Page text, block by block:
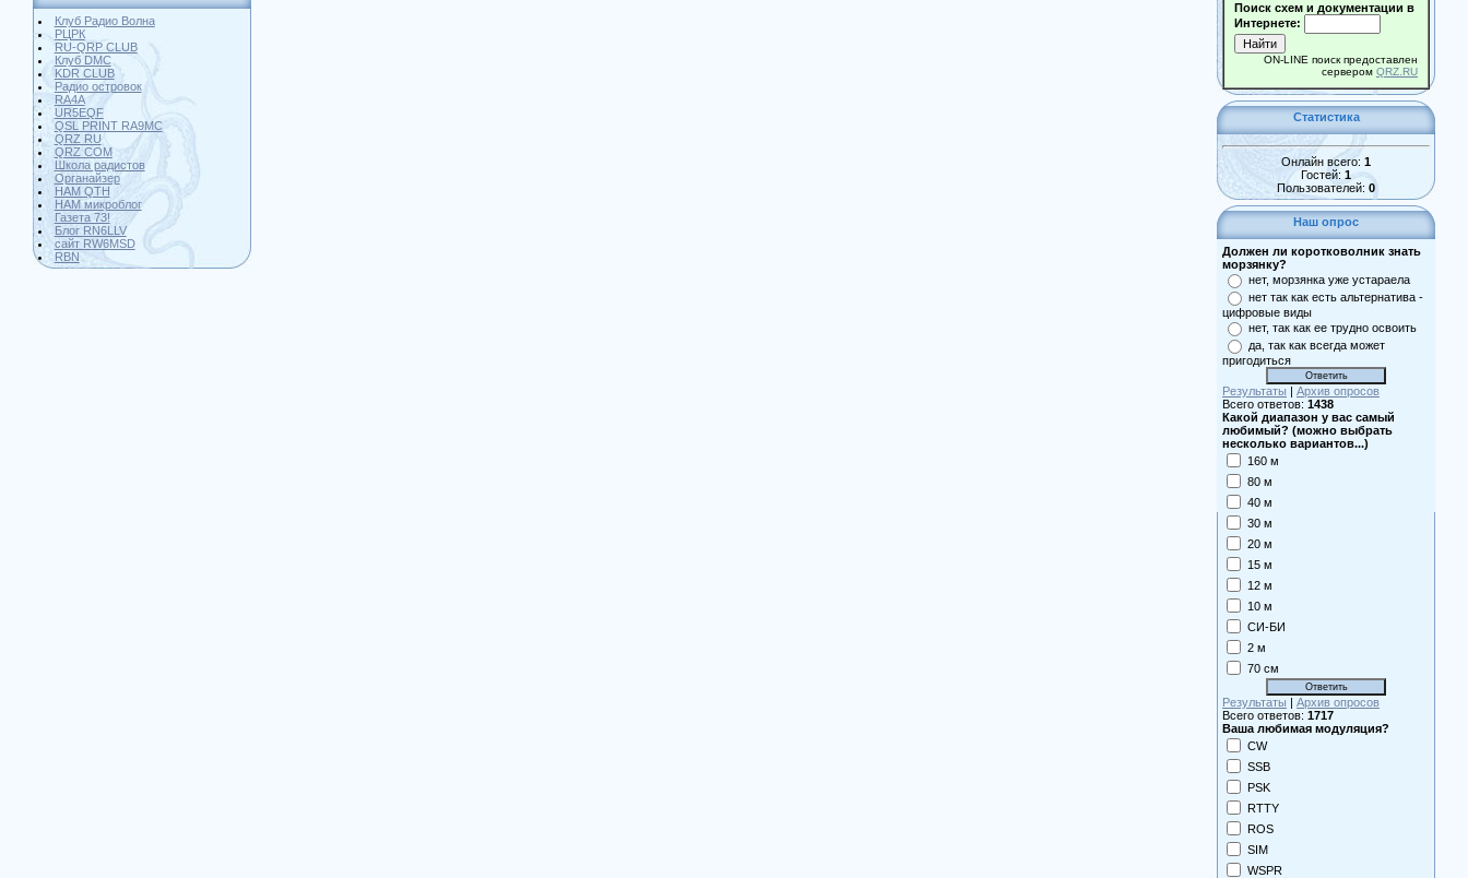
Клуб Радио Волна
РЦРК
RU-QRP CLUB
Клуб DMC
KDR CLUB
Радио островок
RA4A
UR5EQF
QSL PRINT RA9MC
QRZ RU
QRZ COM
Школа радистов
Органайзер
HAM QTH
HAM микроблог
Газета 73!
Блог RN6LLV
сайт RW6MSD
RBN
Поиск схем и документации в
Интернете:
ON-LINE поиск предоставлен
сервером QRZ.RU
Статистика
Онлайн всего: 1
Гостей: 1
Пользователей: 0
Наш опрос
Должен ли коротковолник знать
морзянку?
нет, морзянка уже устараела
нет так как есть альтернатива -
цифровые виды
нет, так как ее трудно освоить
да, так как всегда может
пригодиться
Результаты | Архив опросов
Всего ответов: 1438
Какой диапазон у вас самый
любимый? (можно выбрать
несколько вариантов...)
160 м
80 м
40 м
30 м
20 м
15 м
12 м
10 м
СИ-БИ
2 м
70 см
Результаты | Архив опросов
Всего ответов: 1717
Ваша любимая модуляция?
CW
SSB
PSK
RTTY
ROS
SIM
WSPR